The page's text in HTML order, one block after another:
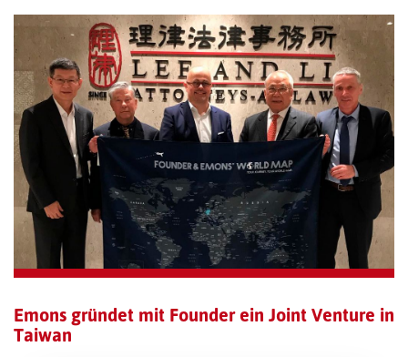
TRANSPORT-OFFERTE
Emons gründet mit Founder ein Joint Venture in
Taiwan